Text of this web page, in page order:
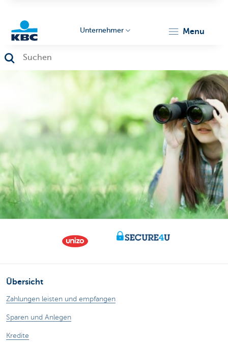
KBC
Unternehmer menu
Übersicht
Zahlungen leisten und empfangen
Sparen und Anlegen
Kredite